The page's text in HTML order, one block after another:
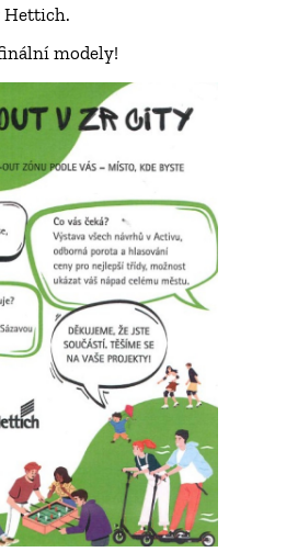
Hettich.
modely!